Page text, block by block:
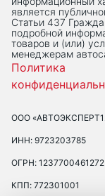
является
Статьи 437
подробной
товаров и (или)
менеджерам
Политика
ООО
ИНН: 9723203785
ОГРН: 1237700461272
КПП: 772301001